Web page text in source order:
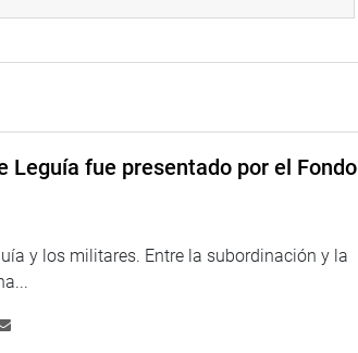
ese informe, se generaría “una gran
Leguía fue presentado por el Fondo
y los militares. Entre la subordinación y la